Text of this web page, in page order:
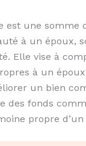
est une somme
à un époux,
Elle vise à
à un
un bien
des fonds
propre d’un